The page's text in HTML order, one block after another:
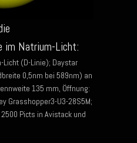
im Natrium-Licht:
(D-Linie); Daystar
0,5nm bei 589nm) an
135 mm, Öffnung:
Grasshopper3-U3-28S5M;
Picts in Avistack und